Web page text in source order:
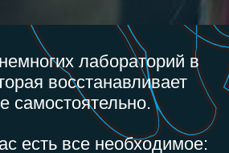
лабораторий в
восстанавливает
самостоятельно.
есть все необходимое: